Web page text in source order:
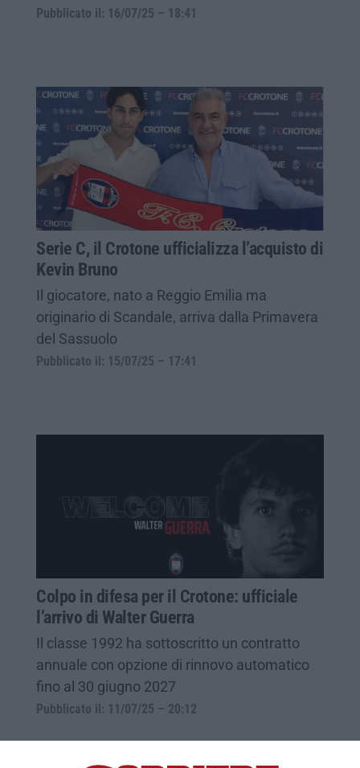
Pubblicato il: 16/07/25 – 18:41
Serie C, il Crotone ufficializza l’acquisto di
Kevin Bruno
Il giocatore, nato a Reggio Emilia ma
originario di Scandale, arriva dalla Primavera
del Sassuolo
Pubblicato il: 15/07/25 – 17:41
Colpo in difesa per il Crotone: ufficiale
l’arrivo di Walter Guerra
Il classe 1992 ha sottoscritto un contratto
annuale con opzione di rinnovo automatico
fino al 30 giugno 2027
Pubblicato il: 11/07/25 – 20:12